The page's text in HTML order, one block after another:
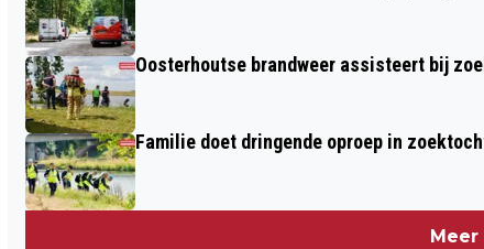
Oosterhoutse brandweer assisteert bij
Familie doet dringende oproep in